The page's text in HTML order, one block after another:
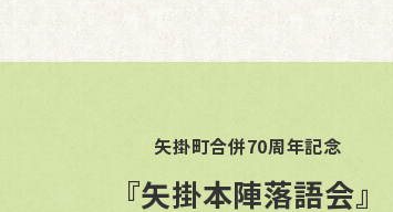
矢掛町合併70周年記念
『矢掛本陣落語会』